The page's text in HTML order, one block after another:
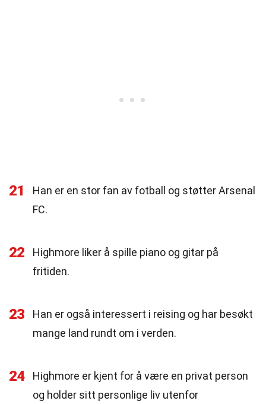
21
Han er en stor fan av fotball og støtter Arsenal
FC.
22
Highmore liker å spille piano og gitar på
fritiden.
23
Han er også interessert i reising og har besøkt
mange land rundt om i verden.
24
Highmore er kjent for å være en privat person
og holder sitt personlige liv utenfor